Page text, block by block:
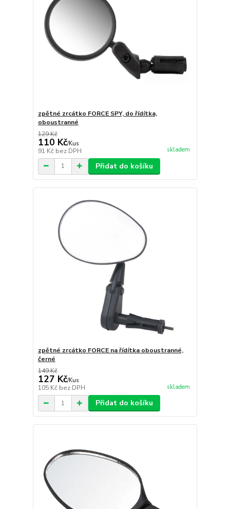
zpětné zrcátko FORCE SPY, do řídítka,
oboustranné
129 Kč
110 Kč/Kus
91 Kč bez DPH skladem
Přidat do košíku
zpětné zrcátko FORCE na řídítka oboustranné,
černé
149 Kč
127 Kč/Kus
105 Kč bez DPH skladem
Přidat do košíku